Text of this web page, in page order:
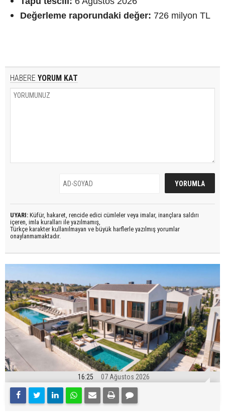
Değerleme raporundaki değer: 726 milyon TL
HABERE YORUM KAT
UYARI: Küfür, hakaret, rencide edici cümleler veya imalar, inançlara saldırı
içeren, imla kuralları ile yazılmamış,
Türkçe karakter kullanılmayan ve büyük harflerle yazılmış yorumlar
onaylanmamaktadır.
16:25 07 Ağustos 2026